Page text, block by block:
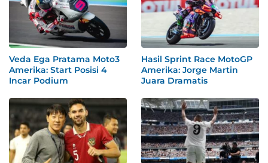
Veda Ega Pratama Moto3
Amerika: Start Posisi 4
Incar Podium
Hasil Sprint Race MotoGP
Amerika: Jorge Martin
Juara Dramatis